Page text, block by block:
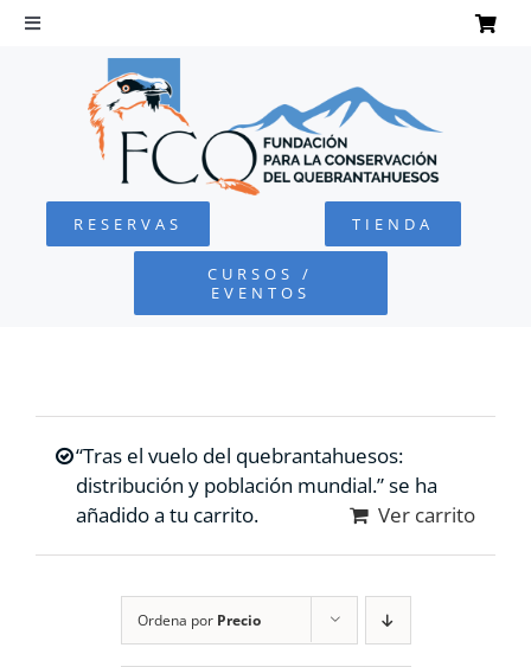
Saltar
Toggle
Navigation
QUEBRANTAHUESOS
FUNDACIÓN
COLABORA
RECURSOS
RESERVAS TIENDA
CURSOS /
EVENTOS
“Tras el vuelo del quebrantahuesos:
distribución y población mundial.” se ha
añadido a tu carrito.
Ver carrito
Ordena por Precio